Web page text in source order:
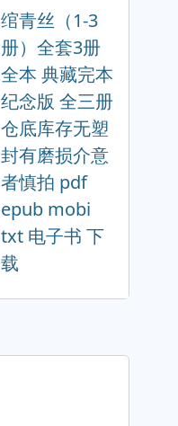
绾青丝（1-3
册）全套3册
全本 典藏完本
纪念版 全三册
仓底库存无塑
封有磨损介意
者慎拍 pdf
epub mobi
txt 电子书 下
载